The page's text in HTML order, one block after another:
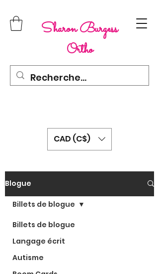
Sharon Burgess
Ortho
CAD (C$)
Blogue
Billets de blogue
Langage écrit
Autisme
Billets de blogue